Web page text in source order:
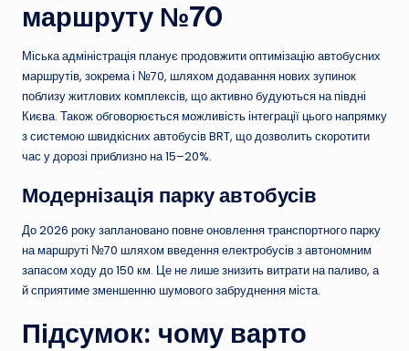
маршруту №70
Міська адміністрація планує продовжити оптимізацію автобусних
маршрутів, зокрема і №70, шляхом додавання нових зупинок
поблизу житлових комплексів, що активно будуються на півдні
Києва. Також обговорюється можливість інтеграції цього напрямку
з системою швидкісних автобусів BRT, що дозволить скоротити
час у дорозі приблизно на 15–20%.
Модернізація парку автобусів
До 2026 року заплановано повне оновлення транспортного парку
на маршруті №70 шляхом введення електробусів з автономним
запасом ходу до 150 км. Це не лише знизить витрати на паливо, а
й сприятиме зменшенню шумового забруднення міста.
Підсумок: чому варто